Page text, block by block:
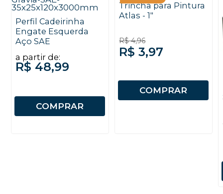
Perfil Cadeirinha
Engate Esquerda
Aço SAE
a partir de:
R$ 48,99
COMPRAR
Trincha para Pintura
Atlas - 1"
R$ 4,96
R$ 3,97
COMPRAR